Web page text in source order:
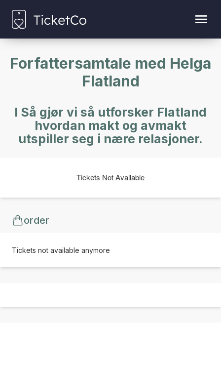
Forfattersamtale med Helga
Flatland
I Så gjør vi så utforsker Flatland
hvordan makt og avmakt
utspiller seg i nære relasjoner.
Tickets Not Available
order
Tickets not available anymore